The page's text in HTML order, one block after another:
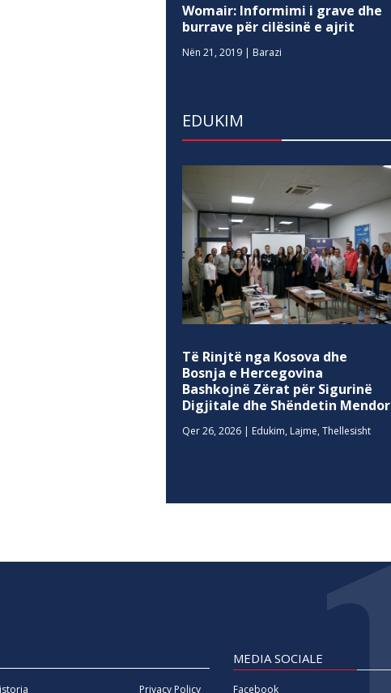
Womair: Informimi i grave dhe
burrave për cilësinë e ajrit
Nën 21, 2019 | Barazi
EDUKIM
Të Rinjtë nga Kosova dhe
Bosnja e Hercegovina
Bashkojnë Zërat për Sigurinë
Digjitale dhe Shëndetin Mendor
Qer 26, 2026 | Edukim, Lajme,Thellesisht
Privacy Policy
MEDIA SOCIALE
Facebook